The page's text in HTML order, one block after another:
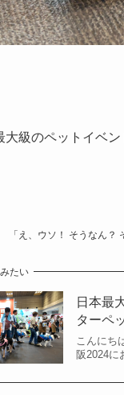
大級のペットイベ
「え、ウソ！ そうなん
たい
日本最
ターペ
こんにち
阪2024に